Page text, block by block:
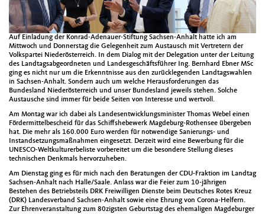
Auf Einladung der Konrad-Adenauer-Stiftung Sachsen-Anhalt hatte ich am
Mittwoch und Donnerstag die Gelegenheit zum Austausch mit Vertretern der
Volkspartei Niederösterreich. In dem Dialog mit der Delegation unter der Leitung
des Landtagsabgeordneten und Landesgeschäftsführer Ing. Bernhard Ebner MSc
ging es nicht nur um die Erkenntnisse aus den zurücklegenden Landtagswahlen
in Sachsen-Anhalt. Sondern auch um welche Herausforderungen das
Bundesland Niederösterreich und unser Bundesland jeweils stehen. Solche
Austausche sind immer für beide Seiten von Interesse und wertvoll.
Am Montag war ich dabei als Landesentwicklungsminister Thomas Webel einen
Fördermittelbescheid für das Schiffshebewerk Magdeburg-Rothensee übergeben
hat. Die mehr als 160.000 Euro werden für notwendige Sanierungs- und
Instandsetzungsmaßnahmen eingesetzt. Derzeit wird eine Bewerbung für die
UNESCO-Weltkulturerbeliste vorbereitet um die besondere Stellung dieses
technischen Denkmals hervorzuheben.
Am Dienstag ging es für mich nach den Beratungen der CDU-Fraktion im Landtag
Sachsen-Anhalt nach Halle/Saale. Anlass war die Feier zum 10-jährigen
Bestehen des Betriebsteils DRK Freiwilligen Dienste beim Deutsches Rotes Kreuz
(DRK) Landesverband Sachsen-Anhalt sowie eine Ehrung von Corona-Helfern.
Zur Ehrenveranstaltung zum 80zigsten Geburtstag des ehemaligen Magdeburger